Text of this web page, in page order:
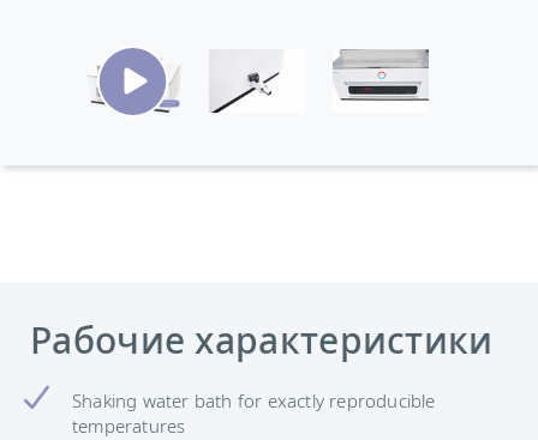
Рабочие характеристики
Shaking water bath for exactly reproducible
temperatures